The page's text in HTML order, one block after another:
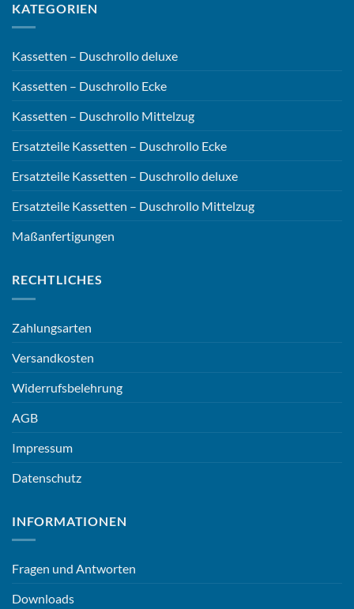
KATEGORIEN
Kassetten – Duschrollo deluxe
Kassetten – Duschrollo Ecke
Kassetten – Duschrollo Mittelzug
Ersatzteile Kassetten – Duschrollo Ecke
Ersatzteile Kassetten – Duschrollo deluxe
Ersatzteile Kassetten – Duschrollo Mittelzug
Maßanfertigungen
RECHTLICHES
Zahlungsarten
Versandkosten
Widerrufsbelehrung
AGB
Impressum
Datenschutz
INFORMATIONEN
Fragen und Antworten
Downloads